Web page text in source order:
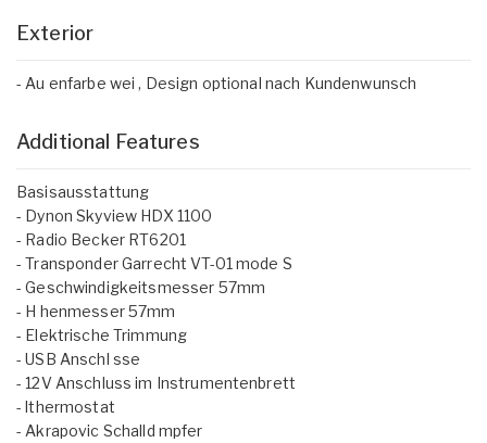
Exterior
- Au enfarbe wei , Design optional nach Kundenwunsch
Additional Features
Basisausstattung
- Dynon Skyview HDX 1100
- Radio Becker RT6201
- Transponder Garrecht VT-01 mode S
- Geschwindigkeitsmesser 57mm
- H henmesser 57mm
- Elektrische Trimmung
- USB Anschl sse
- 12V Anschluss im Instrumentenbrett
- lthermostat
- Akrapovic Schalld mpfer